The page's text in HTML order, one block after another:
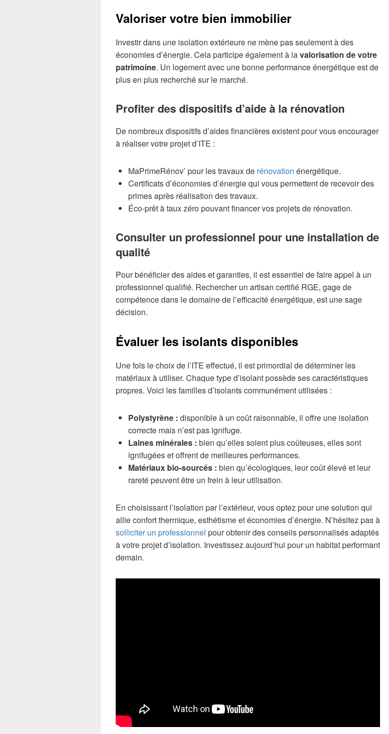
Valoriser votre bien immobilier
Investir dans une isolation extérieure ne mène pas seulement à des
économies d’énergie. Cela participe également à lavalorisation de votre
patrimoine. Un logement avec une bonne performance énergétique est de
plus en plus recherché sur le marché.
Profiter des dispositifs d’aide à la rénovation
De nombreux dispositifs d’aides financières existent pour vous encourager
à réaliser votre projet d’ITE :
MaPrimeRénov’ pour les travaux de rénovation énergétique.
Certificats d’économies d’énergie qui vous permettent de recevoir des
primes après réalisation des travaux.
Éco-prêt à taux zéro pouvant financer vos projets de rénovation.
Consulter un professionnel pour une installation de
qualité
Pour bénéficier des aides et garanties, il est essentiel de faire appel à un
professionnel qualifié. Rechercher un artisan certifié RGE, gage de
compétence dans le domaine de l’efficacité énergétique, est une sage
décision.
Évaluer les isolants disponibles
Une fois le choix de l’ITE effectué, il est primordial de déterminer les
matériaux à utiliser. Chaque type d’isolant possède ses caractéristiques
propres. Voici les familles d’isolants communément utilisées :
Polystyrène : disponible à un coût raisonnable, il offre une isolation
correcte mais n’est pas ignifuge.
Laines minérales : bien qu’elles soient plus coûteuses, elles sont
ignifugées et offrent de meilleures performances.
Matériaux bio-sourcés : bien qu’écologiques, leur coût élevé et leur
rareté peuvent être un frein à leur utilisation.
En choisissant l’isolation par l’extérieur, vous optez pour une solution qui
allie confort thermique, esthétisme et économies d’énergie. N’hésitez pas à
solliciter un professionnel pour obtenir des conseils personnalisés adaptés
à votre projet d’isolation. Investissez aujourd’hui pour un habitat performant
demain.